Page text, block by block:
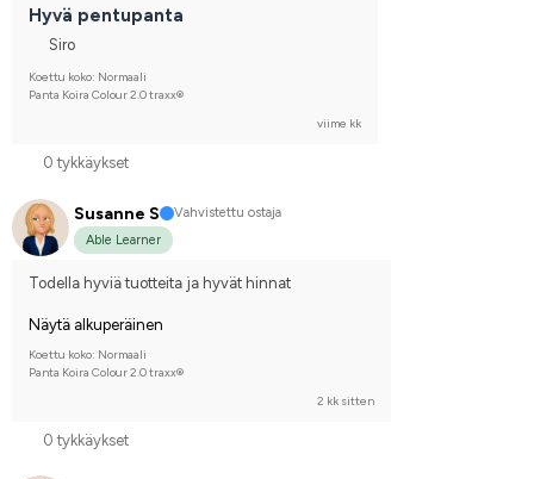
Hyvä pentupanta
Siro
Koettu koko: Normaali
Panta Koira Colour 2.0 traxx®
viime kk
0 tykkäykset
Susanne S
Vahvistettu ostaja
Able Learner
Todella hyviä tuotteita ja hyvät hinnat
Näytä alkuperäinen
Koettu koko: Normaali
Panta Koira Colour 2.0 traxx®
2 kk sitten
0 tykkäykset